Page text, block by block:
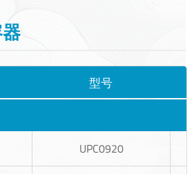
型号
UPC0920